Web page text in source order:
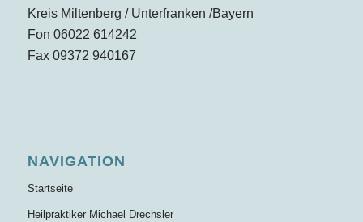
Kreis Miltenberg / Unterfranken /Bayern
Fon 06022 614242
Fax 09372 940167
NAVIGATION
Startseite
Heilpraktiker Michael Drechsler